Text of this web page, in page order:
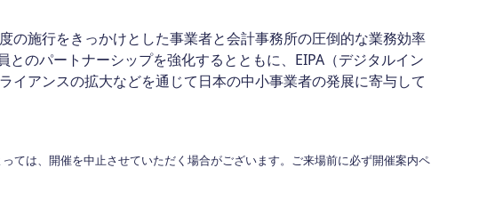
施行をきっかけとした事業者と会計事務所の圧倒的な業務効率
のパートナーシップを強化するとともに、EIPA（デジタルイン
イアンスの拡大などを通じて日本の中小事業者の発展に寄与して
は、開催を中止させていただく場合がございます。ご来場前に必ず開催案内ペ